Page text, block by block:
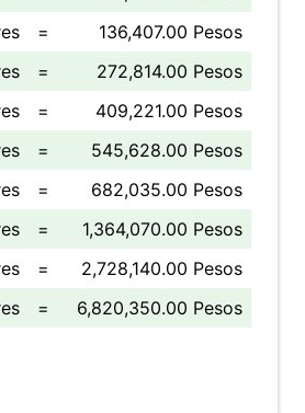
=
136,407.00 Pesos
=
272,814.00 Pesos
=
409,221.00 Pesos
=
545,628.00 Pesos
=
682,035.00 Pesos
=
1,364,070.00 Pesos
=
2,728,140.00 Pesos
= 6,820,350.00 Pesos